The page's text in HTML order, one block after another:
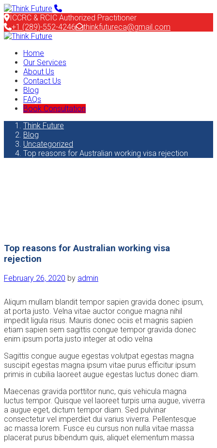
ICCRC & RCIC Authorized Practitioner
+1 (289)-552-4246
thinkfutureca@gmail.com
Home
Our Services
About Us
Contact Us
Blog
FAQs
Book Consultation
Think Future
Blog
Uncategorized
Top reasons for Australian working visa rejection
Top reasons for Australian working visa
rejection
February 26, 2020 by admin
Aliqum mullam blandit tempor sapien gravida donec ipsum,
at porta justo. Velna vitae auctor congue magna nihil
impedit ligula risus. Mauris donec ociis et magnis sapien
etiam sapien sem sagittis congue tempor gravida donec
enim ipsum porta justo integer at odio velna
Sagittis congue augue egestas volutpat egestas magna
suscipit egestas magna ipsum vitae purus efficitur ipsum
primis in cubilia laoreet augue egestas luctus donec diam.
Maecenas gravida porttitor nunc, quis vehicula magna
luctus tempor. Quisque vel laoreet turpis urna augue, viverra
a augue eget, dictum tempor diam. Sed pulvinar
consectetur vel imperdiet dui varius viverra. Pellentesque
ac massa lorem. Fusce eu cursus non nulla vitae massa
placerat purus bibendum quis, aliquet elementum massa